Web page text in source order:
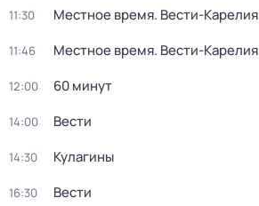
11:30 Местное время. Вести-Карелия
11:46 Местное время. Вести-Карелия
12:00 60 минут
14:00 Вести
14:30 Кулагины
16:30 Вести